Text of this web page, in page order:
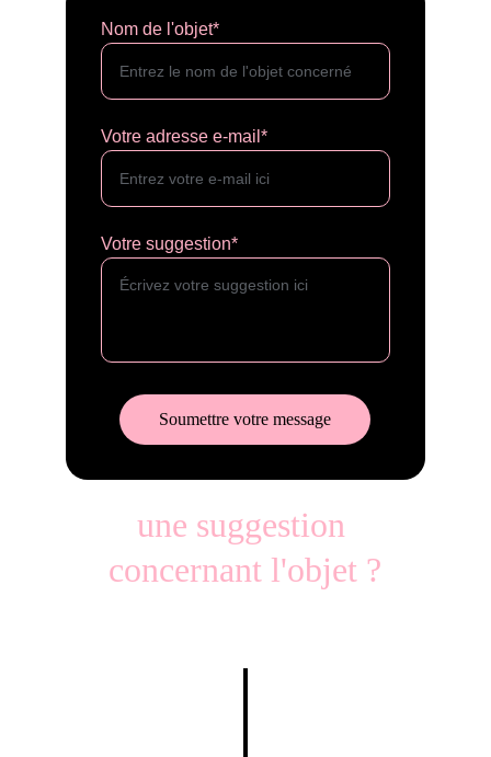
Nom de l'objet*
Votre adresse e-mail*
Votre suggestion*
Soumettre votre message
une suggestion
concernant l'objet ?